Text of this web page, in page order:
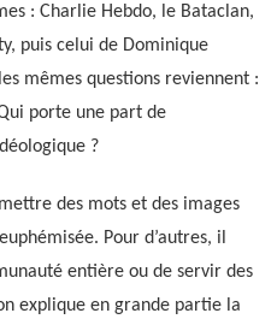
: Charlie Hebdo, le Bataclan,
puis celui de Dominique
mêmes questions reviennent :
porte une part de
?
des mots et des images
Pour d’autres, il
entière ou de servir des
explique en grande partie la